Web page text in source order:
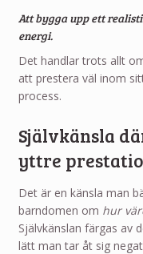
Att bygga upp ett
energi.
Det handlar trots allt
att prestera väl inom
process.
Självkänsla
yttre
Det är en känsla man
barndomen om hur
Självkänslan färgas av
lätt man tar åt sig